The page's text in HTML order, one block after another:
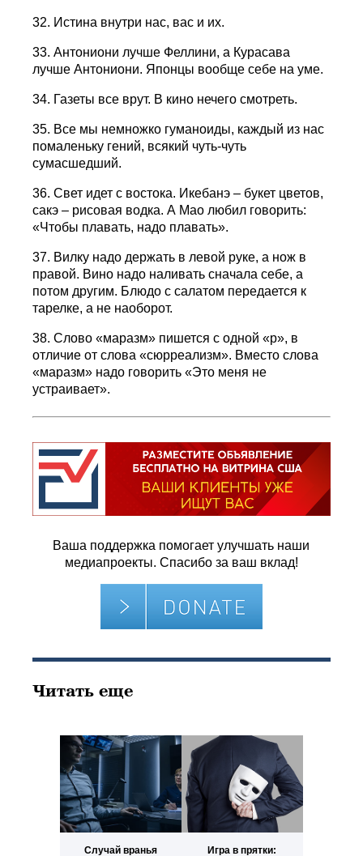
32. Истина внутри нас, вас и их.
33. Антониони лучше Феллини, а Курасава
лучше Антониони. Японцы вообще себе на уме.
34. Газеты все врут. В кино нечего смотреть.
35. Все мы немножко гуманоиды, каждый из нас
помаленьку гений, всякий чуть-чуть
сумасшедший.
36. Свет идет с востока. Икебанэ – букет цветов,
сакэ – рисовая водка. А Мао любил говорить:
«Чтобы плавать, надо плавать».
37. Вилку надо держать в левой руке, а нож в
правой. Вино надо наливать сначала себе, а
потом другим. Блюдо с салатом передается к
тарелке, а не наоборот.
38. Слово «маразм» пишется с одной «р», в
отличие от слова «сюрреализм». Вместо слова
«маразм» надо говорить «Это меня не
устраивает».
Ваша поддержка помогает улучшать наши
медиапроекты. Спасибо за ваш вклад!
Читать еще
Случай вранья Игра в прятки: